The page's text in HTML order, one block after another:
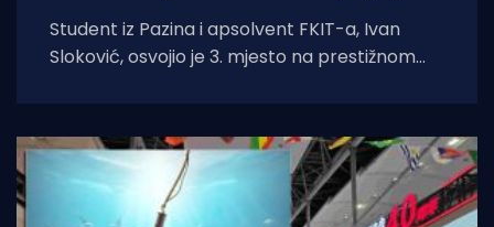
Student iz Pazina i apsolvent FKIT-a, Ivan
Sloković, osvojio je 3. mjesto na prestižnom